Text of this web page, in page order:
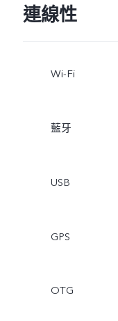
連線性
Wi-Fi
藍牙
USB
GPS
OTG